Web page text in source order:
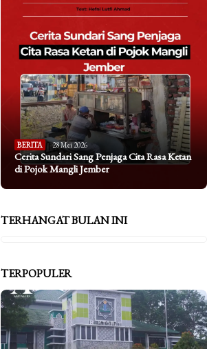
BERITA 28 Mei 2026
Cerita Sundari Sang Penjaga Cita Rasa Ketan
di Pojok Mangli Jember
TERHANGAT BULAN INI
TERPOPULER